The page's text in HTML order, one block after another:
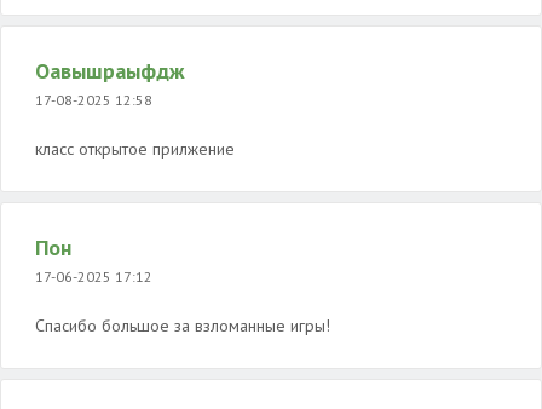
Оавышраыфдж
17-08-2025 12:58
класс открытое прилжение
Пон
17-06-2025 17:12
Спасибо большое за взломанные игры!